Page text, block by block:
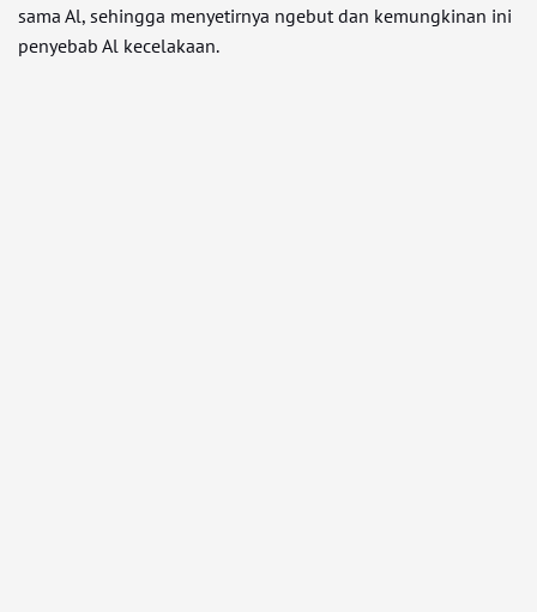
sama Al, sehingga menyetirnya ngebut dan kemungkinan ini
penyebab Al kecelakaan.